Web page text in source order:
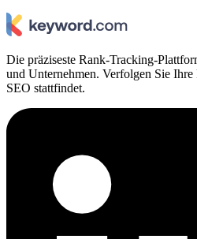
Die präziseste Rank-Tracking-
und Unternehmen. Verfolgen Sie
SEO stattfindet.